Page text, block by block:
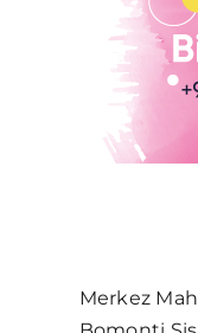
Merkez